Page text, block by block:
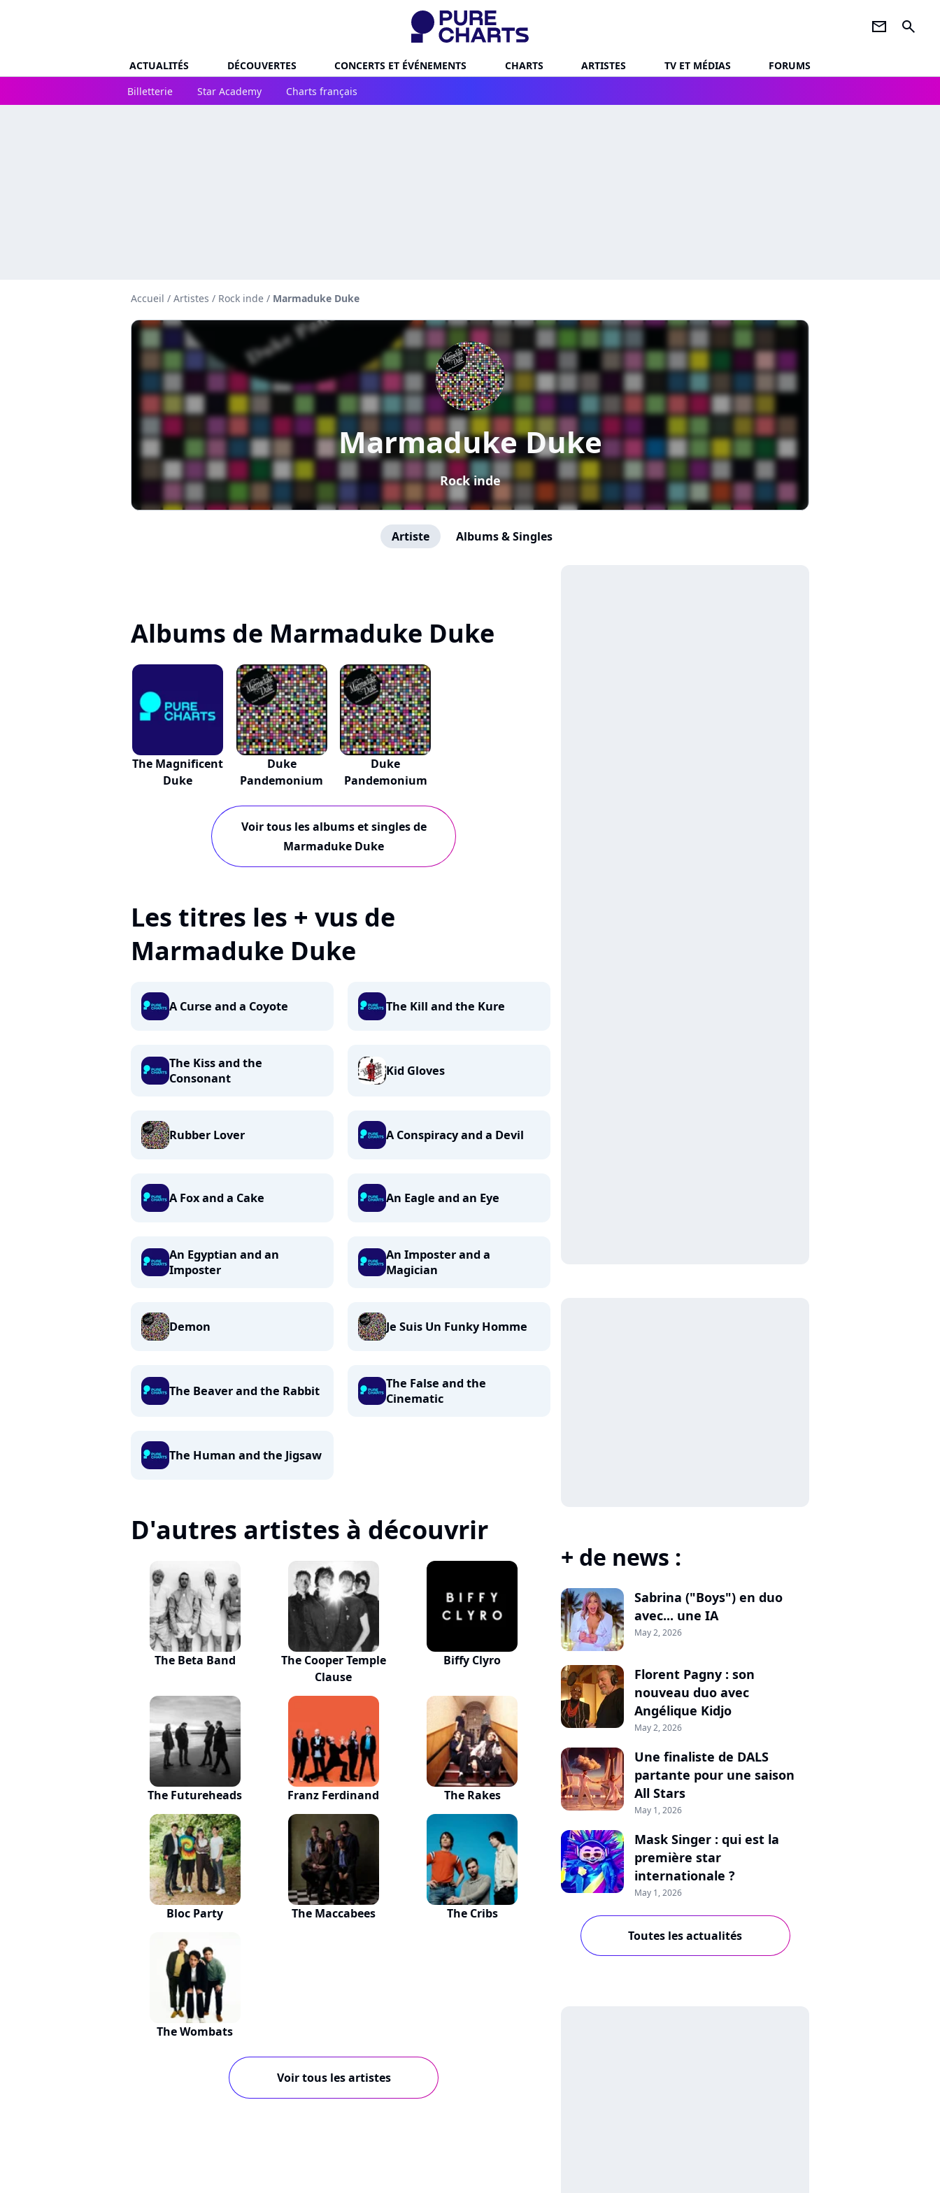
newsletter search
ACTUALITÉS DÉCOUVERTES CONCERTS ET ÉVÉNEMENTS CHARTS ARTISTES TV ET MÉDIAS
FORUMS
Billetterie
Star Academy Charts français
Accueil / Artistes / Rock inde / Marmaduke Duke
Marmaduke Duke
Rock inde
Artiste Albums & Singles
Albums de Marmaduke Duke
The Magnificent
Duke
Duke
Pandemonium
Duke
Pandemonium
Voir tous les albums et singles de
Marmaduke Duke
Les titres les + vus de
Marmaduke Duke
A Curse and a Coyote The Kill and the Kure
The Kiss and the
Consonant
Kid Gloves
Rubber Lover A Conspiracy and a Devil
A Fox and a Cake An Eagle and an Eye
An Egyptian and an
Imposter
An Imposter and a
Magician
Demon Je Suis Un Funky Homme
The Beaver and the Rabbit
The False and the
Cinematic
The Human and the Jigsaw
D'autres artistes à découvrir
The Beta Band
The Cooper Temple
Clause
Biffy Clyro
The Futureheads Franz Ferdinand The Rakes
Bloc Party The Maccabees The Cribs
The Wombats
Voir tous les artistes
+ de news :
Sabrina ("Boys") en duo
avec... une IA
May 2, 2026
Florent Pagny : son
nouveau duo avec
Angélique Kidjo
May 2, 2026
Une finaliste de DALS
partante pour une saison
All Stars
May 1, 2026
Mask Singer : qui est la
première star
internationale ?
May 1, 2026
Toutes les actualités